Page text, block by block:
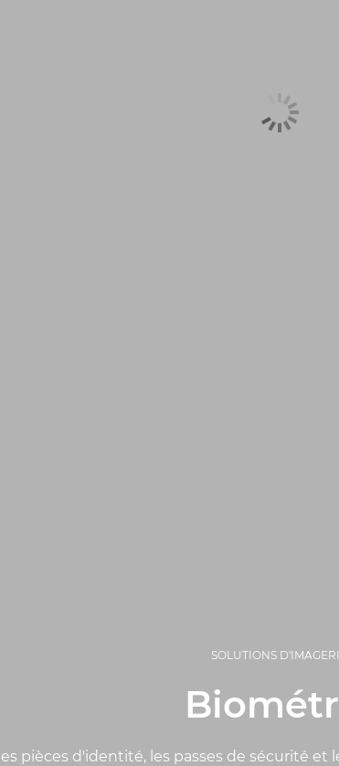
SOLUTIONS
pièces d'identité, les passes de sécurité